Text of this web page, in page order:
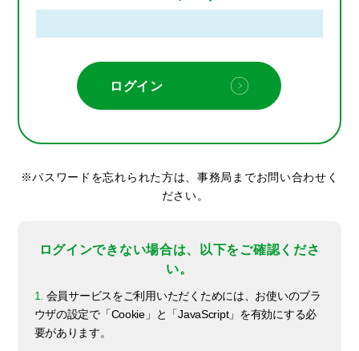
パスワードを忘れられた方は、事務局までお問い合わせく
ださい。
ログインできない場合は、以下をご確認くださ
い。
1. 会員サービスをご利用いただくためには、お使いのブラ
ウザの設定で「Cookie」と「JavaScript」を有効にする必
要があります。